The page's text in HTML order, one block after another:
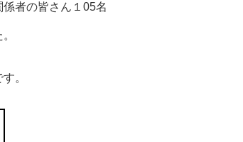
者の皆さん１05名
。